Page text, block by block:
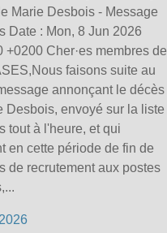
Marie Desbois - Message
Date : Mon, 8 Jun 2026
+0200 Cher·es membres de
faisons suite au
annonçant le décès
Desbois, envoyé sur la liste
tout à l'heure, et qui
en cette période de fin de
de recrutement aux postes